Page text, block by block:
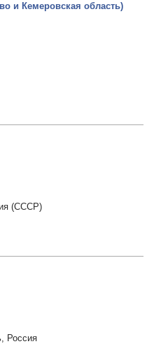
и Кемеровская область)
(СССР)
Россия